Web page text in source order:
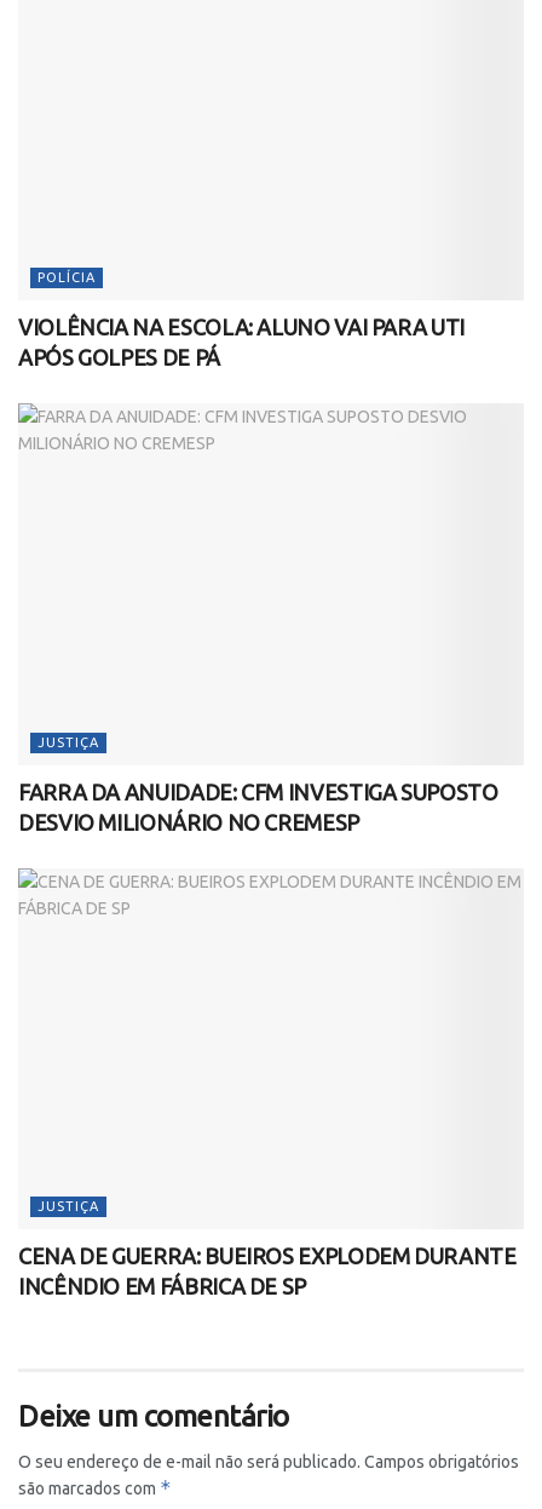
POLÍCIA
VIOLÊNCIA NA ESCOLA: ALUNO VAI PARA UTI
APÓS GOLPES DE PÁ
JUSTIÇA
FARRA DA ANUIDADE: CFM INVESTIGA SUPOSTO
DESVIO MILIONÁRIO NO CREMESP
JUSTIÇA
CENA DE GUERRA: BUEIROS EXPLODEM DURANTE
INCÊNDIO EM FÁBRICA DE SP
Deixe um comentário
O seu endereço de e-mail não será publicado. Campos obrigatórios
são marcados com *